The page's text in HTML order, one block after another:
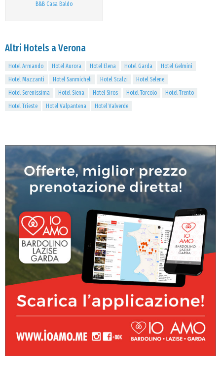
B&B Casa Baldo
Altri Hotels a Verona
Hotel Armando Hotel Aurora Hotel Elena Hotel Garda
Hotel Gelmini
Hotel Mazzanti
Hotel Sanmicheli Hotel Scalzi
Hotel Selene
Hotel Serenissima
Hotel Siena Hotel Siros Hotel Torcolo
Hotel Trento
Hotel Trieste
Hotel Valpantena Hotel Valverde